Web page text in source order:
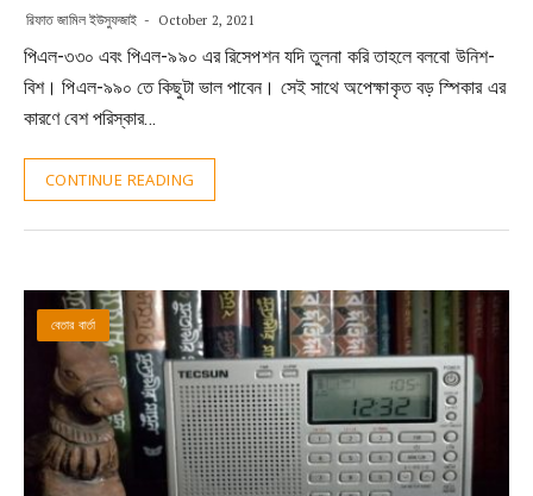
রিফাত জামিল ইউসুফজাই October 2, 2021
পিএল-৩৩০ এবং পিএল-৯৯০ এর রিসেপশন যদি তুলনা করি তাহলে বলবো উনিশ-
বিশ। পিএল-৯৯০ তে কিছুটা ভাল পাবেন। সেই সাথে অপেক্ষাকৃত বড় স্পিকার এর
কারণে বেশ পরিস্কার…
CONTINUE READING
বেতার বার্তা